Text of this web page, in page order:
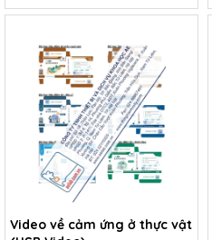
Video về cảm ứng ở thực vật